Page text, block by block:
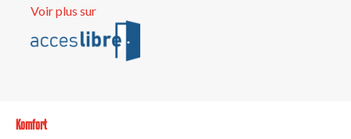
Voir plus sur
Komfort